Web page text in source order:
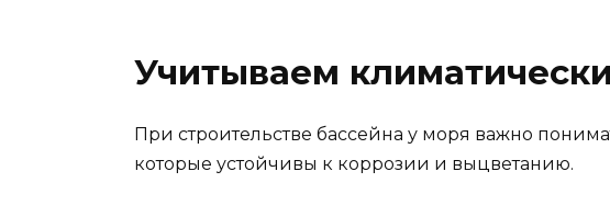
Учитываем
При строительстве бассейна у моря важно
которые устойчивы к коррозии и выцветанию.